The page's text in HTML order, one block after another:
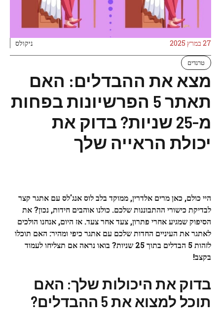
27 במרץ 2025 ניקולס
טרנדים
מצא את ההבדלים: האם
תאתר 5 הפרשיונות בפחות
מ-25 שניות? בדוק את
יכולת הראייה שלך
היי כולם, כאן מרים אלדרין, ממוקד בלב לוס אנג'לס עם אתגר קצר
לבדיקת כישורי ההתבוננות שלכם. כולנו אוהבים חידות, נכון? את
הסיפוק שמגיע אחרי פתרון, צעד אחר צעד. אז היום, אנחנו הולכים
לאתגר את העיניים החדות שלכם עם אתגר כיפי ומהיר: האם תוכלו
לזהות 5 הבדלים בתוך 25 שניות? בואו נראה אם תצליחו לעמוד
בקצב!
בדוק את היכולות שלך: האם
תוכל למצוא את 5 ההבדלים?